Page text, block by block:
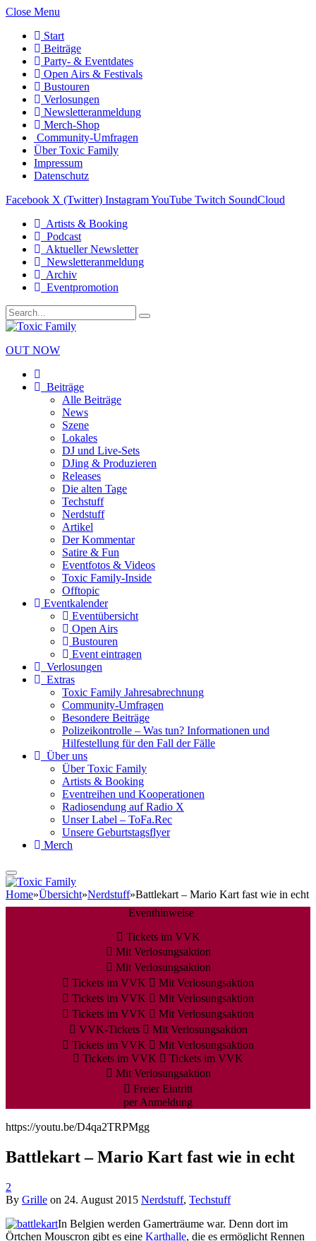
Close Menu
Start
Beiträge
Party- & Eventdates
Open Airs & Festivals
Bustouren
Verlosungen
Newsletteranmeldung
Merch-Shop
Community-Umfragen
Über Toxic Family
Impressum
Datenschutz
Facebook X (Twitter) InstagramYouTube Twitch SoundCloud
Artists & Booking
Podcast
Aktueller Newsletter
Newsletteranmeldung
Archiv
Eventpromotion
OUT NOW
Beiträge
Alle Beiträge
News
Szene
Lokales
DJ und Live-Sets
DJing & Produzieren
Releases
Die alten Tage
Techstuff
Nerdstuff
Artikel
Der Kommentar
Satire & Fun
Eventfotos & Videos
Toxic Family-Inside
Offtopic
Eventkalender
Eventübersicht
Open Airs
Bustouren
Event eintragen
Verlosungen
Extras
Toxic Family Jahresabrechnung
Community-Umfragen
Besondere Beiträge
Polizeikontrolle – Was tun? Informationen und
Hilfestellung für den Fall der Fälle
Über uns
Über Toxic Family
Artists & Booking
Eventreihen und Kooperationen
Radiosendung auf Radio X
Unser Label – ToFa.Rec
Unsere Geburtstagsflyer
Merch
Home»Übersicht»Nerdstuff»Battlekart – Mario Kart fast wie in echt
Eventhinweise
Tickets im VVK
Mit Verlosungsaktion
Mit Verlosungsaktion
Tickets im VVK
Mit Verlosungsaktion
Tickets im VVK
Mit Verlosungsaktion
Tickets im VVK
Mit Verlosungsaktion
VVK-Tickets
Mit Verlosungsaktion
Tickets im VVK
Mit Verlosungsaktion
Tickets im VVK
Tickets im VVK
Mit Verlosungsaktion
Freier Eintritt
per Anmeldung
https://youtu.be/D4qa2TRPMgg
Battlekart – Mario Kart fast wie in echt
2
By Grille on 24. August 2015 Nerdstuff, Techstuff
In Belgien werden Gamerträume war. Denn dort im
Örtchen Mouscron gibt es eine Karthalle, die es ermöglicht Rennen